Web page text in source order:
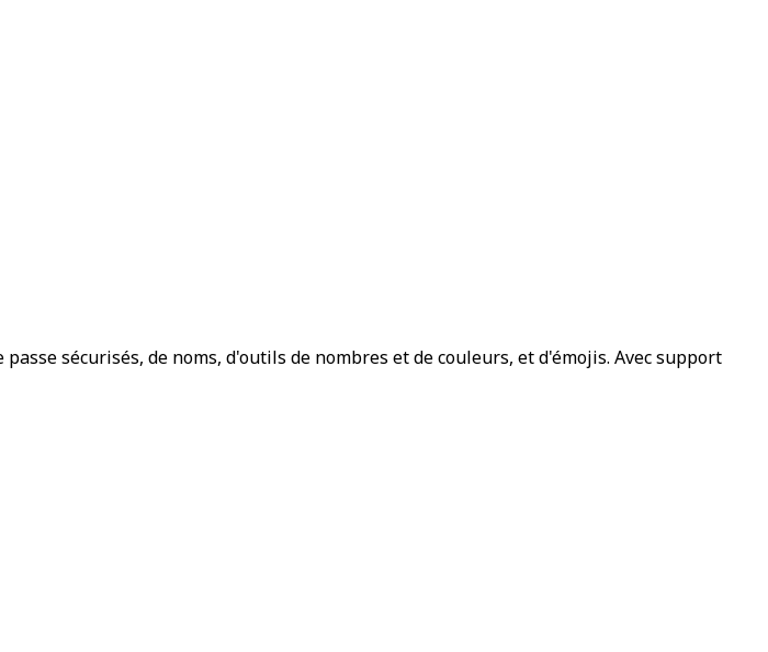
sécurisés, de noms, d'outils de nombres et de couleurs, et d'émojis. Avec support